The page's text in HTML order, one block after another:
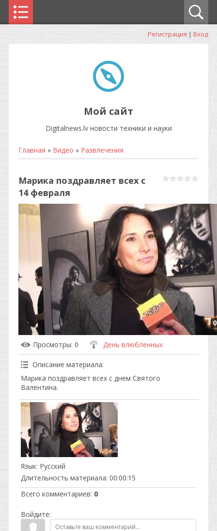
Регистрация | Вход
Мой сайт
Digitalnews.lv новости техники и науки
Главная » Видео » Развлечения
Марика поздравляет всех с
14 февраля
Просмотры: 0 День влюбленных
Описание материала:
Марика поздравляет всех с днем Святого
Валентина.
Язык: Русский
Длительность материала: 00:00:15
Всего комментариев: 0
Войдите: